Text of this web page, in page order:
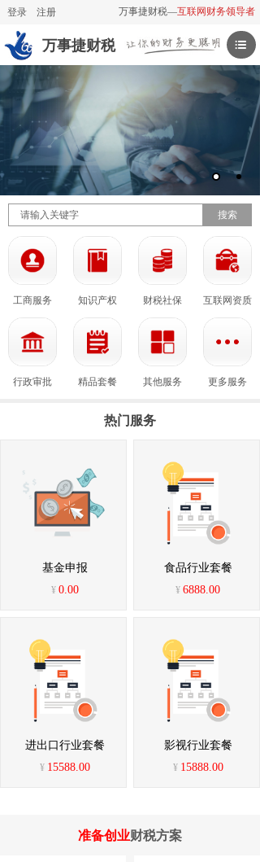
万事捷财税—互联网财务领导者
登录 注册
搜索
其他服务 更多服务
精品套餐
行政审批
财税社保 互联网资质
知识产权
工商服务
热门服务
基金申报
¥ 0.00
食品行业套餐
¥ 6888.00
进出口行业套餐
¥ 15588.00
影视行业套餐
¥ 15888.00
准备创业财税方案
万事捷财税